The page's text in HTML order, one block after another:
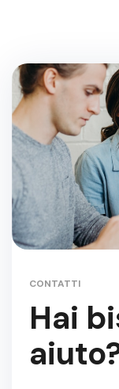
CONTATTI
Hai